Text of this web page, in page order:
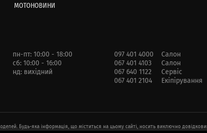
МОТОНОВИНИ
пн-пт: 10:00 - 18:00
сб: 10:00 - 16:00
нд: вихідний
097 401 4000
Салон
067 401 4103
Салон
067 640 1122
Сервіс
067 401 2104
Екіпірування
Будь-яка інформація, що міститься на цьому сайті, носить виключно